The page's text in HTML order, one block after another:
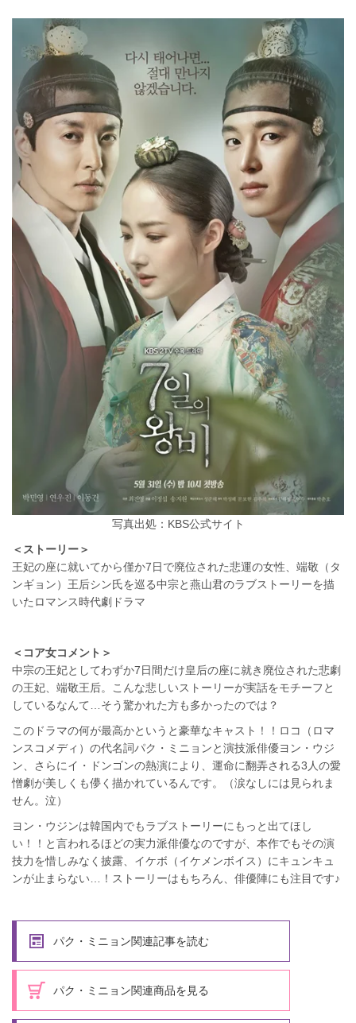
写真出処：KBS公式サイト
＜ストーリー＞
王妃の座に就いてから僅か7日で廃位された悲運の女性、端敬（タ
ンギョン）王后シン氏を巡る中宗と燕山君のラブストーリーを描
いたロマンス時代劇ドラマ
＜コア女コメント＞
中宗の王妃としてわずか7日間だけ皇后の座に就き廃位された悲劇
の王妃、端敬王后。こんな悲しいストーリーが実話をモチーフと
しているなんて…そう驚かれた方も多かったのでは？
このドラマの何が最高かというと豪華なキャスト！！ロコ（ロマ
ンスコメディ）の代名詞パク・ミニョンと演技派俳優ヨン・ウジ
ン、さらにイ・ドンゴンの熱演により、運命に翻弄される3人の愛
憎劇が美しくも儚く描かれているんです。（涙なしには見られま
せん。泣）
ヨン・ウジンは韓国内でもラブストーリーにもっと出てほし
い！！と言われるほどの実力派俳優なのですが、本作でもその演
技力を惜しみなく披露、イケボ（イケメンボイス）にキュンキュ
ンが止まらない…！ストーリーはもちろん、俳優陣にも注目です♪
パク・ミニョン関連記事を読む
パク・ミニョン関連商品を見る